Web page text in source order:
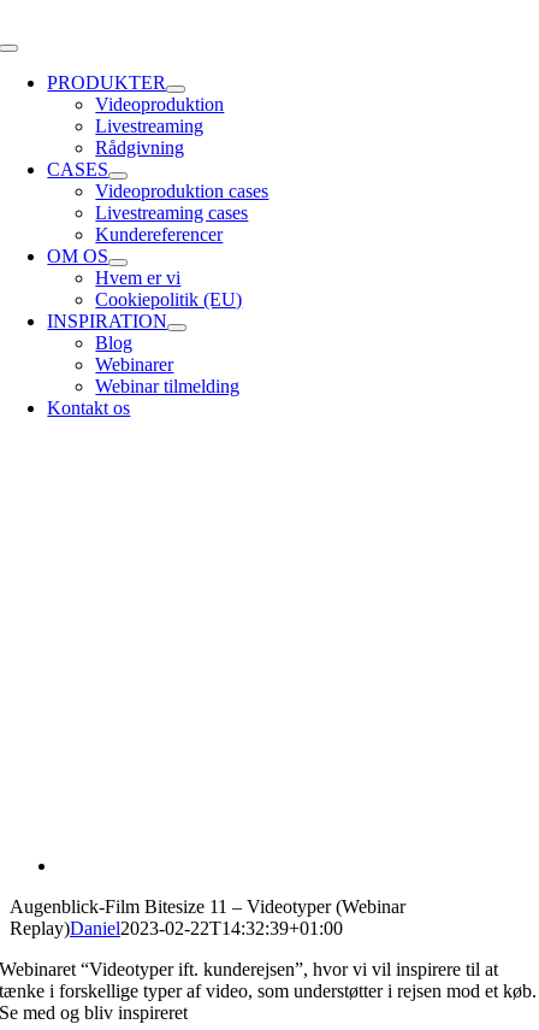
to
Toggle
NavigationPRODUKTER
Videoproduktion
Livestreaming
Rådgivning
CASES
Videoproduktion cases
Livestreaming cases
Kundereferencer
OM OS
Hvem er vi
Cookiepolitik (EU)
INSPIRATION
Blog
Webinarer
Webinar tilmelding
Kontakt os
Augenblick-Film Bitesize 11 – Videotyper (Webinar
Replay)Daniel2023-02-22T14:32:39+01:00
Webinaret “Videotyper ift. kunderejsen”, hvor vi vil inspirere til at
tænke i forskellige typer af video, som understøtter i rejsen mod et køb.
Se med og bliv inspireret